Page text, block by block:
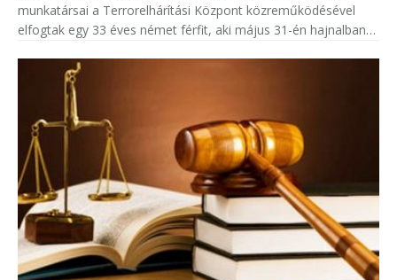
munkatársai a Terrorelhárítási Központ közreműködésével
elfogtak egy 33 éves német férfit, aki május 31-én hajnalban